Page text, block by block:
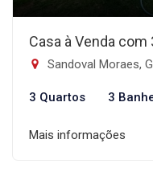
Casa à Venda com
Sandoval Moraes,
3 Quartos 3
Mais informações